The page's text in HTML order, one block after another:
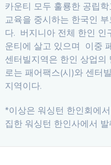
카운티 모두 훌룡한 공립
교육을 중시하는 한국인
다. 버지니아 전체 한인 인
운티에 살고 있으며 이중
센터빌지역은 한인 상업의
로는 패어팩스(시)와 센터
지역이다.
*이상은 워싱턴 한인회에
집한 워싱턴 한인사에서